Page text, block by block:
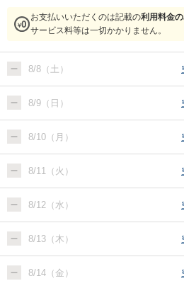
お支払いいただくのは記載の利用料金の
サービス料等は一切かかりません。
8/8（土）
8/9（日）
8/10（月）
8/11（火）
8/12（水）
8/13（木）
8/14（金）